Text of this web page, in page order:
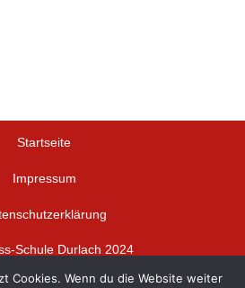
Startseite
Impressum
Schule Durlach 2024
Cookies. Wenn du die Website weiter